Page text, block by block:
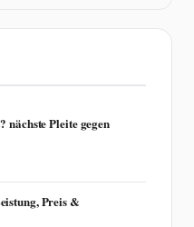
nächste Pleite gegen
Preis &